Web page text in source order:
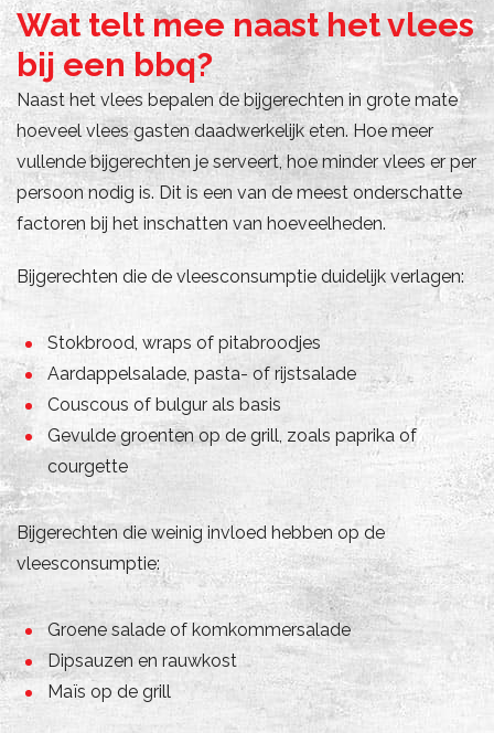
Wat telt mee naast het vlees
bij een bbq?
Naast het vlees bepalen de bijgerechten in grote mate
hoeveel vlees gasten daadwerkelijk eten. Hoe meer
vullende bijgerechten je serveert, hoe minder vlees er per
persoon nodig is. Dit is een van de meest onderschatte
factoren bij het inschatten van hoeveelheden.
Bijgerechten die de vleesconsumptie duidelijk verlagen:
Stokbrood, wraps of pitabroodjes
Aardappelsalade, pasta- of rijstsalade
Couscous of bulgur als basis
Gevulde groenten op de grill, zoals paprika of
courgette
Bijgerechten die weinig invloed hebben op de
vleesconsumptie:
Groene salade of komkommersalade
Dipsauzen en rauwkost
Maïs op de grill